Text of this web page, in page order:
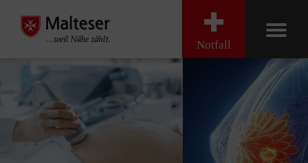
Notfall